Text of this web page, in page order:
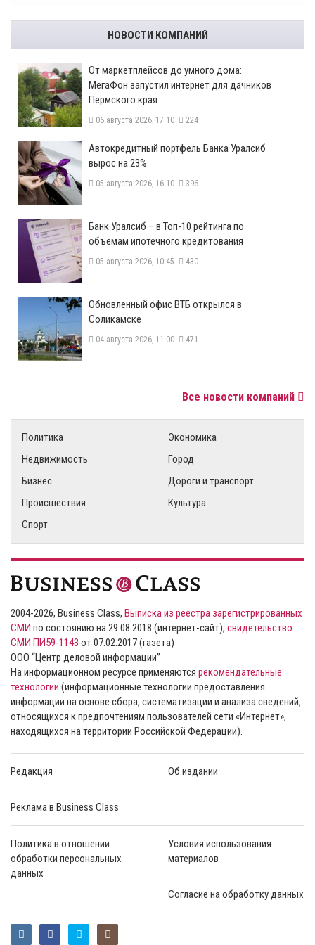
НОВОСТИ КОМПАНИЙ
От маркетплейсов до умного дома:
МегаФон запустил интернет для дачников
Пермского края
06 августа 2026, 17:10 224
​Автокредитный портфель Банка Уралсиб
вырос на 23%
05 августа 2026, 16:10 396
​Банк Уралсиб – в Топ-10 рейтинга по
объемам ипотечного кредитования
05 августа 2026, 10:45 430
​Обновленный офис ВТБ открылся в
Соликамске
04 августа 2026, 11:00 471
Все новости компаний
Политика
Экономика
Недвижимость
Город
Бизнес
Дороги и транспорт
Происшествия
Культура
Спорт
2004-2026, Business Class, Выписка из реестра зарегистрированных
СМИ по состоянию на 29.08.2018 (интернет-сайт), свидетельство
СМИ ПИ59-1143 от 07.02.2017 (газета)
ООО “Центр деловой информации”
На информационном ресурсе применяются рекомендательные
технологии (информационные технологии предоставления
информации на основе сбора, систематизации и анализа сведений,
относящихся к предпочтениям пользователей сети «Интернет»,
находящихся на территории Российской Федерации).
Редакция Об издании
Реклама в Business Class
Политика в отношении
обработки персональных
данных
Условия использования
материалов
Согласие на обработку данных